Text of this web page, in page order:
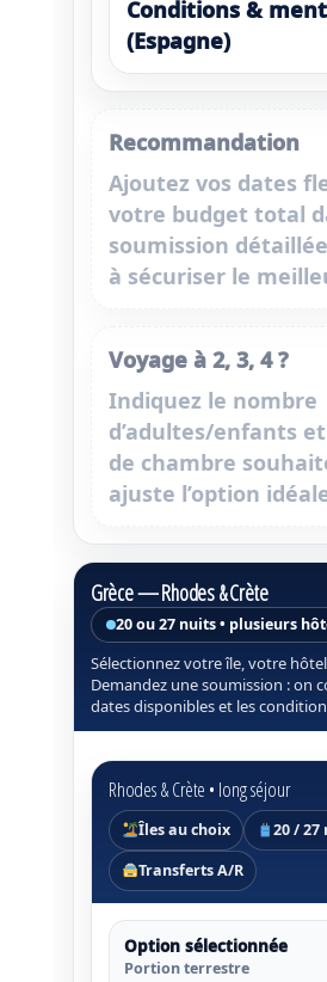
Conditions &
(Espagne)
Recommandation
Ajoutez vos dates
votre budget total
soumission
à sécuriser le
Voyage à 2, 3, 4 ?
Indiquez le nombre
d’adultes/enfants
de chambre
ajuste l’option
Grèce — Rhodes & Crète
20 ou 27 nuits • plusieurs
Sélectionnez votre île, votre
Demandez une soumission : on
dates disponibles et les
Rhodes & Crète • long séjour
Îles au choix
20 / 27
Transferts A/R
Option sélectionnée
Portion terrestre